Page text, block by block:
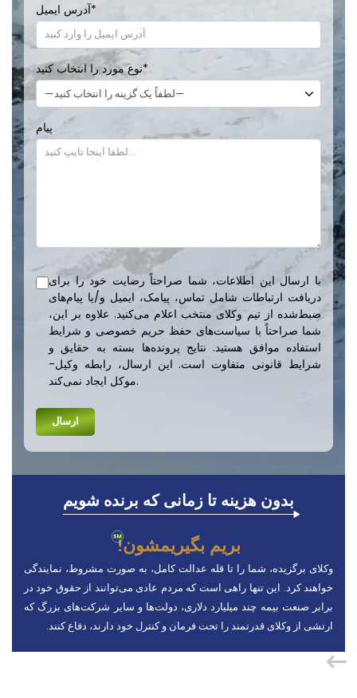
آدرس ایمیل*
نوع مورد را انتخاب کنید*
پیام
با ارسال این اطلاعات، شما صراحتاً رضایت خود را برای
دریافت ارتباطات شامل تماس، پیامک، ایمیل و/یا پیام‌های
ضبط‌شده از تیم وکلای منتخب اعلام می‌کنید. علاوه بر این،
شما صراحتاً با سیاست‌های حفظ حریم خصوصی و شرایط
استفاده موافق هستید. نتایج پرونده‌ها بسته به حقایق و
شرایط قانونی متفاوت است. این ارسال، رابطه وکیل-
موکل ایجاد نمی‌کند.
بدون هزینه تا زمانی که برنده شویم
بریم بگیریمشون!
وکلای برگزیده، شما را تا قله عدالت کامل، به صورت مشروط، نمایندگی
خواهند کرد. این تنها راهی است که مردم عادی می‌توانند از حقوق خود در
برابر صنعت بیمه چند میلیارد دلاری، دولت‌ها و سایر شرکت‌های بزرگ که
ارتشی از وکلای قدرتمند را تحت فرمان و کنترل خود دارند، دفاع کنند.